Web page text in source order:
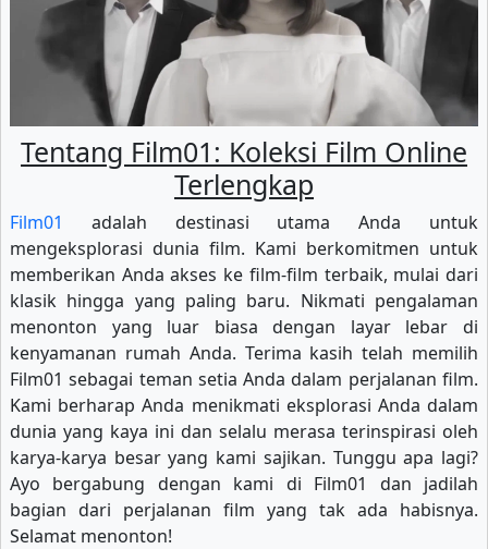
Tentang Film01: Koleksi Film Online
Terlengkap
Film01
adalah destinasi utama Anda untuk
mengeksplorasi dunia film. Kami berkomitmen untuk
memberikan Anda akses ke film-film terbaik, mulai dari
klasik hingga yang paling baru. Nikmati pengalaman
menonton yang luar biasa dengan layar lebar di
kenyamanan rumah Anda. Terima kasih telah memilih
Film01 sebagai teman setia Anda dalam perjalanan film.
Kami berharap Anda menikmati eksplorasi Anda dalam
dunia yang kaya ini dan selalu merasa terinspirasi oleh
karya-karya besar yang kami sajikan. Tunggu apa lagi?
Ayo bergabung dengan kami di Film01 dan jadilah
bagian dari perjalanan film yang tak ada habisnya.
Selamat menonton!